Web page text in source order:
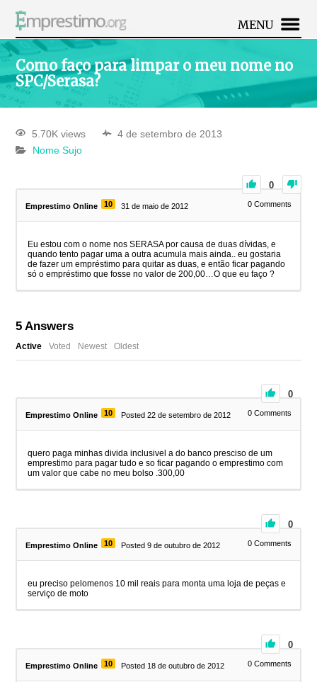
MENU
Como faço para limpar o meu nome no
SPC/Serasa?
5.70K views
4 de setembro de 2013
Nome Sujo
0
Emprestimo Online 10 31 de maio de 2012 0Comments
Eu estou com o nome nos SERASA por causa de duas dívidas, e
quando tento pagar uma a outra acumula mais ainda.. eu gostaria
de fazer um empréstimo para quitar as duas, e então ficar pagando
só o empréstimo que fosse no valor de 200,00…O que eu faço ?
5 Answers
Active Voted Newest Oldest
0
Emprestimo Online 10 Posted 22 de setembro de 2012 0Comments
quero paga minhas divida inclusivel a do banco presciso de um
emprestimo para pagar tudo e so ficar pagando o emprestimo com
um valor que cabe no meu bolso .300,00
0
Emprestimo Online 10 Posted 9 de outubro de 2012 0Comments
eu preciso pelomenos 10 mil reais para monta uma loja de peças e
serviço de moto
0
Emprestimo Online 10 Posted 18 de outubro de 2012 0Comments